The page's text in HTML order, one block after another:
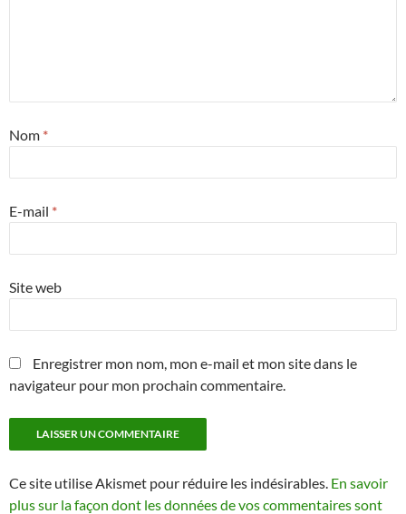
Nom *
E-mail *
Site web
Enregistrer mon nom, mon e-mail et mon site dans le
navigateur pour mon prochain commentaire.
Ce site utilise Akismet pour réduire les indésirables. En savoir
plus sur la façon dont les données de vos commentaires sont